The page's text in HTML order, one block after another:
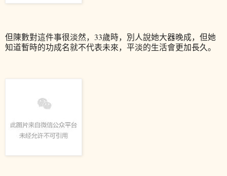
但陳數對這件事很淡然，33歲時，別人說她大器晚成，但她
知道暫時的功成名就不代表未來，平淡的生活會更加長久。